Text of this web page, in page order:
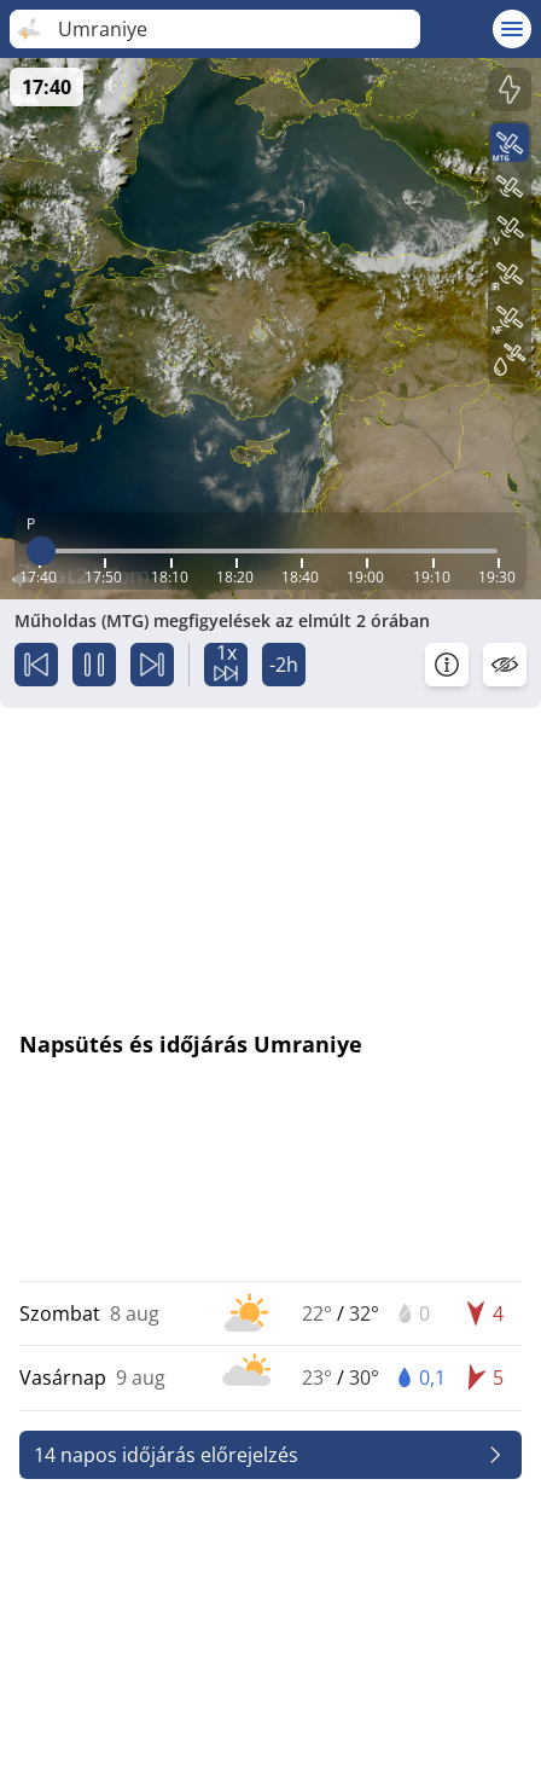
Umraniye
P
17:40 17:50 18:10 18:20 18:40 19:00 19:10 19:30
17:40
Műholdas (MTG) megfigyelések az elmúlt 2 órában
1x -2h
Napsütés és időjárás Umraniye
Szombat 8 aug 22° /32° 0 4
Vasárnap 9 aug 23° /30° 0,1 5
14 napos időjárás előrejelzés